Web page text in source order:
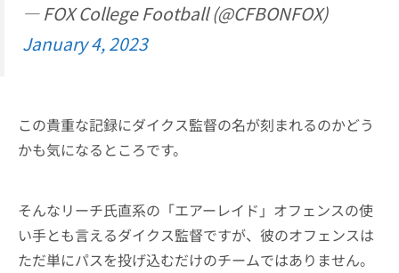
— FOX College Football (@CFBONFOX)
January 4, 2023
この貴重な記録にダイクス監督の名が刻まれるのかどう
かも気になるところです。
そんなリーチ氏直系の「エアーレイド」オフェンスの使
い手とも言えるダイクス監督ですが、彼のオフェンスは
ただ単にパスを投げ込むだけのチームではありません。